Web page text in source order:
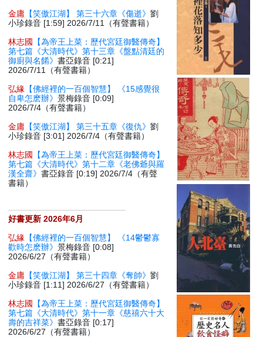
金庸 【笑傲江湖】 第三十六章《傷逝》劉
小珍錄音 [1:59] 2026/7/11（有聲書籍）
林志國
【為帝王上菜：歷代宮廷御醫傳奇】
第七篇《大清時代》第十三章《盤點清廷的
御廚與名餚》書亞錄音 [0:21]
2026/7/11（有聲書籍）
弘緣 【佛經裡的一百個智慧】 《15感覺很
自卑怎麽辦》景梅錄音 [0:09]
2026/7/4（有聲書籍）
金庸 【笑傲江湖】 第三十五章《復仇》劉
小珍錄音 [3:01] 2026/7/4（有聲書籍）
林志國
【為帝王上菜：歷代宮廷御醫傳奇】
第七篇《大清時代》第十二章《老佛爺與羅
漢全齋》書亞錄音 [0:19] 2026/7/4（有聲
書籍）
好書更新 2026年6月
弘緣 【佛經裡的一百個智慧】 《14鬱鬱寡
歡時怎麽辦》景梅錄音 [0:08]
2026/6/27（有聲書籍）
金庸 【笑傲江湖】 第三十四章《奪帥》劉
小珍錄音 [1:11] 2026/6/27（有聲書籍）
林志國
【為帝王上菜：歷代宮廷御醫傳奇】
第七篇《大清時代》第十一章《慈禧六十大
壽的吉祥菜》書亞錄音 [0:17]
2026/6/27（有聲書籍）